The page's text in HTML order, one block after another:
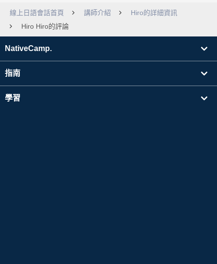
線上日語會話首頁 講師介紹
Hiro的詳細資訊
Hiro Hiro的評論
NativeCamp.
指南
學習